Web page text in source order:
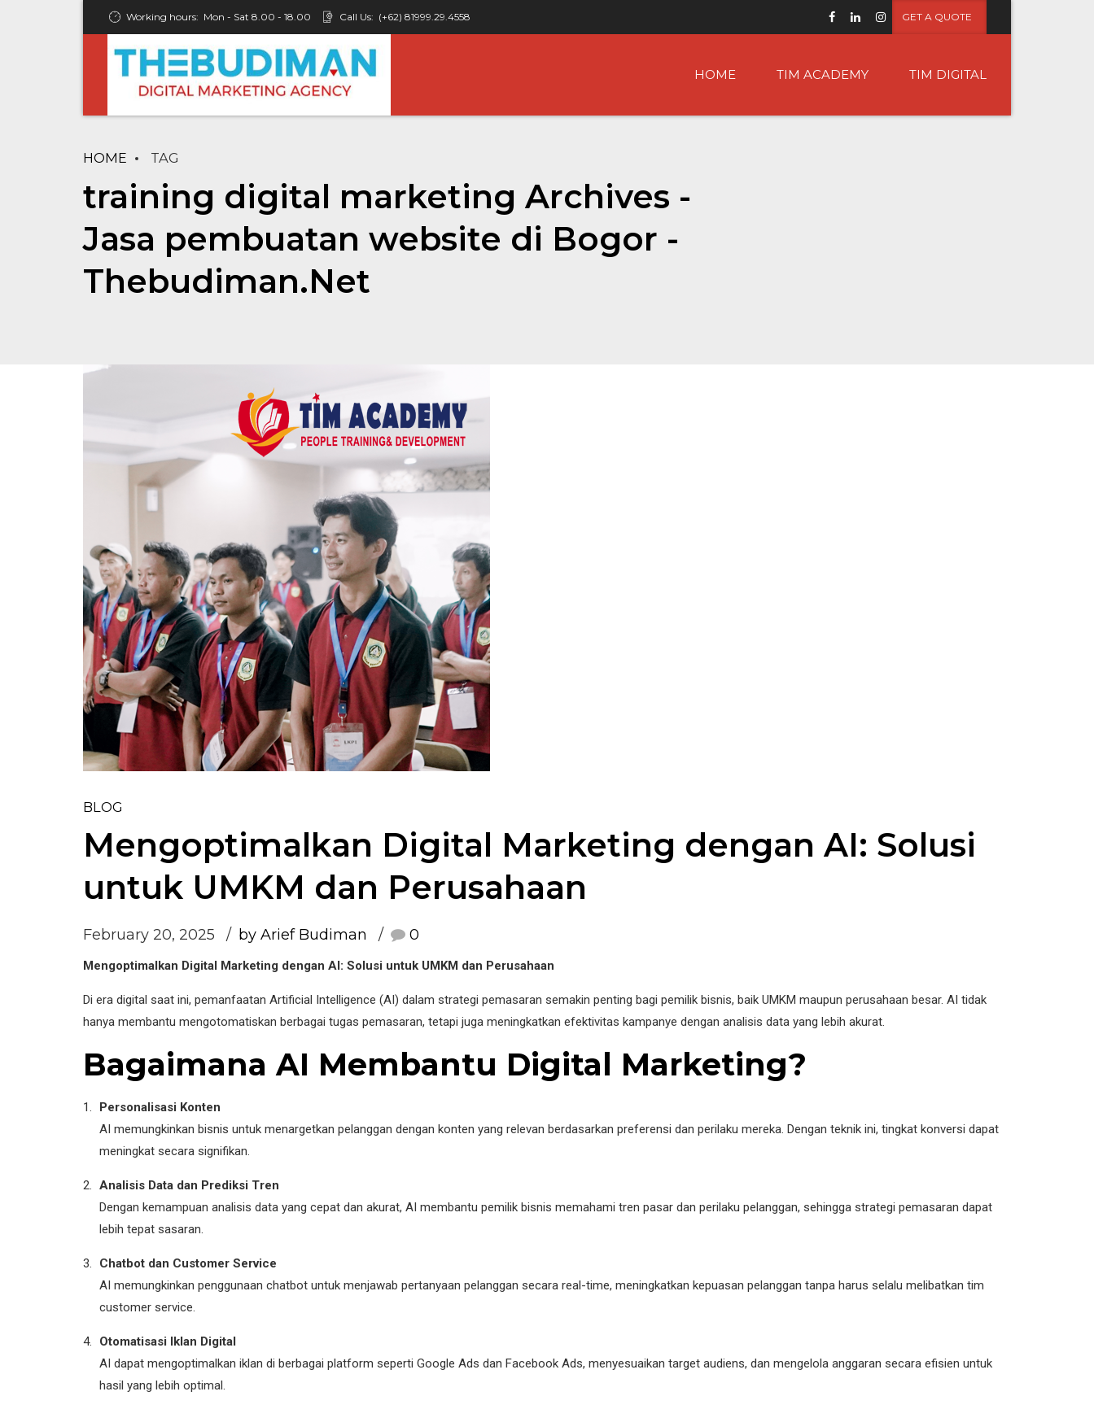
Working hours: Mon - Sat 8.00 - 18.00 Call Us: (+62) 81999.29.4558 GET A QUOTE
HOME TIM ACADEMY TIM DIGITAL
HOME TAG
training digital marketing Archives -
Jasa pembuatan website di Bogor -
Thebudiman.Net
BLOG
Mengoptimalkan Digital Marketing dengan AI: Solusi
untuk UMKM dan Perusahaan
February 20, 2025 by Arief Budiman 0
Mengoptimalkan Digital Marketing dengan AI: Solusi untuk UMKM dan Perusahaan
Di era digital saat ini, pemanfaatan Artificial Intelligence (AI) dalam strategi pemasaran semakin penting bagi pemilik bisnis, baik UMKM maupun perusahaan besar. AI tidak
hanya membantu mengotomatiskan berbagai tugas pemasaran, tetapi juga meningkatkan efektivitas kampanye dengan analisis data yang lebih akurat.
Bagaimana AI Membantu Digital Marketing?
Personalisasi Konten
AI memungkinkan bisnis untuk menargetkan pelanggan dengan konten yang relevan berdasarkan preferensi dan perilaku mereka. Dengan teknik ini, tingkat konversi dapat
meningkat secara signifikan.
Analisis Data dan Prediksi Tren
Dengan kemampuan analisis data yang cepat dan akurat, AI membantu pemilik bisnis memahami tren pasar dan perilaku pelanggan, sehingga strategi pemasaran dapat
lebih tepat sasaran.
Chatbot dan Customer Service
AI memungkinkan penggunaan chatbot untuk menjawab pertanyaan pelanggan secara real-time, meningkatkan kepuasan pelanggan tanpa harus selalu melibatkan tim
customer service.
Otomatisasi Iklan Digital
AI dapat mengoptimalkan iklan di berbagai platform seperti Google Ads dan Facebook Ads, menyesuaikan target audiens, dan mengelola anggaran secara efisien untuk
hasil yang lebih optimal.